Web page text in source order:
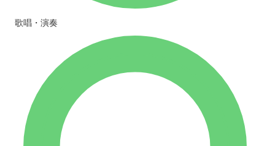
歌唱・演奏